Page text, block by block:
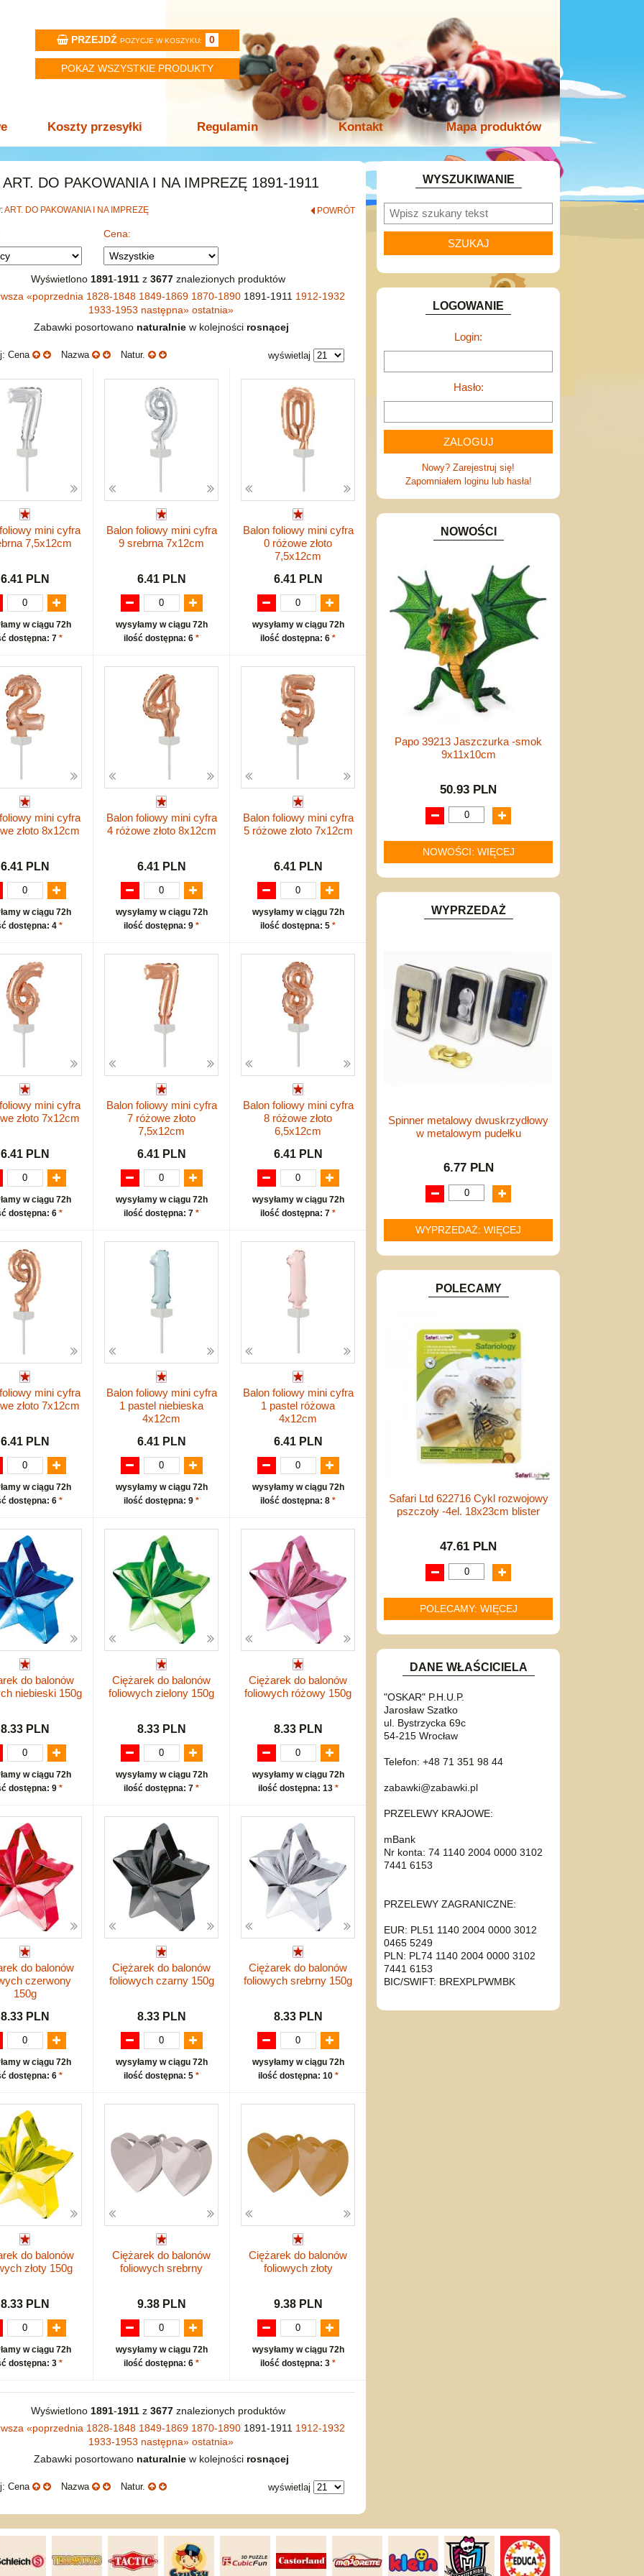
PRZEJDŹ POZYCJE W KOSZYKU: 0
POKAZ WSZYSTKIE PRODUKTY
Koszty przesyłki Regulamin Kontakt Mapa produktów
ART. DO PAKOWANIA I NA IMPREZĘ 1891-1911
ART. DO PAKOWANIA I NA IMPREZĘ POWRÓT
Cena:
Wyświetlono 1891-1911 z 3677 znalezionych produktów
«poprzednia 1828-1848 1849-1869 1870-1890 1891-1911 1912-1932
1933-1953 następna» ostatnia»
Zabawki posortowano naturalniew kolejności rosnącej
Cena Nazwa Natur. wyświetlaj
mini cyfra
7,5x12cm
6.41 PLN
w ciągu 72h
dostępna: 7 *
Balon foliowy mini cyfra
9 srebrna 7x12cm
6.41 PLN
wysyłamy w ciągu 72h
ilość dostępna: 6 *
Balon foliowy mini cyfra
0 różowe złoto
7,5x12cm
6.41 PLN
wysyłamy w ciągu 72h
ilość dostępna: 6 *
mini cyfra
złoto 8x12cm
6.41 PLN
w ciągu 72h
dostępna: 4 *
Balon foliowy mini cyfra
4 różowe złoto 8x12cm
6.41 PLN
wysyłamy w ciągu 72h
ilość dostępna: 9 *
Balon foliowy mini cyfra
5 różowe złoto 7x12cm
6.41 PLN
wysyłamy w ciągu 72h
ilość dostępna: 5 *
mini cyfra
złoto 7x12cm
6.41 PLN
w ciągu 72h
dostępna: 6 *
Balon foliowy mini cyfra
7 różowe złoto
7,5x12cm
6.41 PLN
wysyłamy w ciągu 72h
ilość dostępna: 7 *
Balon foliowy mini cyfra
8 różowe złoto
6,5x12cm
6.41 PLN
wysyłamy w ciągu 72h
ilość dostępna: 7 *
mini cyfra
złoto 7x12cm
6.41 PLN
w ciągu 72h
dostępna: 6 *
Balon foliowy mini cyfra
1 pastel niebieska
4x12cm
6.41 PLN
wysyłamy w ciągu 72h
ilość dostępna: 9 *
Balon foliowy mini cyfra
1 pastel różowa
4x12cm
6.41 PLN
wysyłamy w ciągu 72h
ilość dostępna: 8 *
do balonów
niebieski 150g
8.33 PLN
w ciągu 72h
dostępna: 9 *
Ciężarek do balonów
foliowych zielony 150g
8.33 PLN
wysyłamy w ciągu 72h
ilość dostępna: 7 *
Ciężarek do balonów
foliowych różowy 150g
8.33 PLN
wysyłamy w ciągu 72h
ilość dostępna: 13 *
do balonów
czerwony
150g
8.33 PLN
w ciągu 72h
dostępna: 6 *
Ciężarek do balonów
foliowych czarny 150g
8.33 PLN
wysyłamy w ciągu 72h
ilość dostępna: 5 *
Ciężarek do balonów
foliowych srebrny 150g
8.33 PLN
wysyłamy w ciągu 72h
ilość dostępna: 10 *
do balonów
złoty 150g
8.33 PLN
w ciągu 72h
dostępna: 3 *
Ciężarek do balonów
foliowych srebrny
9.38 PLN
wysyłamy w ciągu 72h
ilość dostępna: 6 *
Ciężarek do balonów
foliowych złoty
9.38 PLN
wysyłamy w ciągu 72h
ilość dostępna: 3 *
Wyświetlono 1891-1911 z 3677 znalezionych produktów
«poprzednia 1828-1848 1849-1869 1870-1890 1891-1911 1912-1932
1933-1953 następna» ostatnia»
Zabawki posortowano naturalniew kolejności rosnącej
Cena Nazwa Natur. wyświetlaj
WYSZUKIWANIE
LOGOWANIE
Login:
Hasło:
Nowy? Zarejestruj się!
Zapomniałem loginu lub hasła!
NOWOŚCI
Papo 39213 Jaszczurka -smok
9x11x10cm
50.93 PLN
NOWOŚCI: WIĘCEJ
WYPRZEDAŻ
Spinner metalowy dwuskrzydłowy
w metalowym pudełku
6.77 PLN
WYPRZEDAŻ: WIĘCEJ
POLECAMY
Safari Ltd 622716 Cykl rozwojowy
pszczoły -4el. 18x23cm blister
47.61 PLN
POLECAMY: WIĘCEJ
DANE WŁAŚCICIELA
"OSKAR" P.H.U.P.
Jarosław Szatko
ul. Bystrzycka 69c
54-215 Wrocław
Telefon: +48 71 351 98 44
zabawki@zabawki.pl
PRZELEWY KRAJOWE:
mBank
Nr konta: 74 1140 2004 0000 3102
7441 6153
PRZELEWY ZAGRANICZNE:
EUR: PL51 1140 2004 0000 3012
0465 5249
PLN: PL74 1140 2004 0000 3102
7441 6153
BIC/SWIFT: BREXPLPWMBK